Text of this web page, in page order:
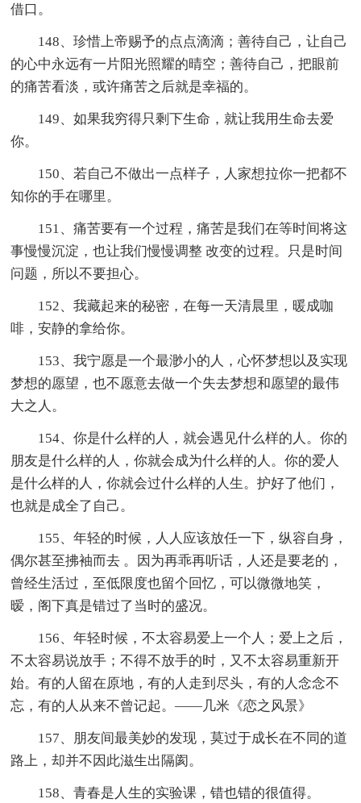
借口。
148、珍惜上帝赐予的点点滴滴；善待自己，让自己
的心中永远有一片阳光照耀的晴空；善待自己，把眼前
的痛苦看淡，或许痛苦之后就是幸福的。
149、如果我穷得只剩下生命，就让我用生命去爱
你。
150、若自己不做出一点样子，人家想拉你一把都不
知你的手在哪里。
151、痛苦要有一个过程，痛苦是我们在等时间将这
事慢慢沉淀，也让我们慢慢调整 改变的过程。只是时间
问题，所以不要担心。
152、我藏起来的秘密，在每一天清晨里，暖成咖
啡，安静的拿给你。
153、我宁愿是一个最渺小的人，心怀梦想以及实现
梦想的愿望，也不愿意去做一个失去梦想和愿望的最伟
大之人。
154、你是什么样的人，就会遇见什么样的人。你的
朋友是什么样的人，你就会成为什么样的人。你的爱人
是什么样的人，你就会过什么样的人生。护好了他们，
也就是成全了自己。
155、年轻的时候，人人应该放任一下，纵容自身，
偶尔甚至拂袖而去 。因为再乖再听话，人还是要老的，
曾经生活过，至低限度也留个回忆，可以微微地笑，
暧，阁下真是错过了当时的盛况。
156、年轻时候，不太容易爱上一个人；爱上之后，
不太容易说放手；不得不放手的时，又不太容易重新开
始。有的人留在原地，有的人走到尽头，有的人念念不
忘，有的人从来不曾记起。——几米《恋之风景》
157、朋友间最美妙的发现，莫过于成长在不同的道
路上，却并不因此滋生出隔阂。
158、青春是人生的实验课，错也错的很值得。